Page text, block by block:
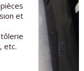
et
etc.